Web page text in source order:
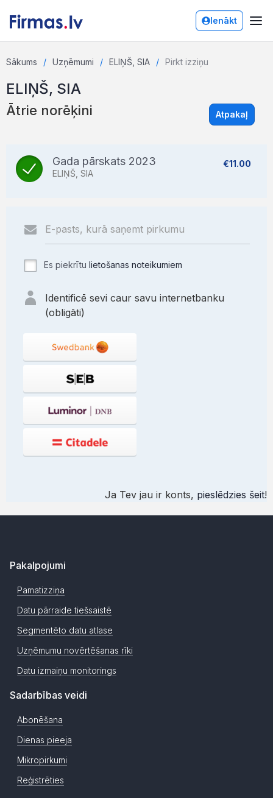
Ienākt
Sākums Uzņēmumi ELIŅŠ, SIA Pirkt izziņu
ELIŅŠ, SIA
Ātrie norēķini Atpakaļ
Gada pārskats 2023
ELIŅŠ, SIA
€11.00
Es piekrītu lietošanas noteikumiem
Identificē sevi caur savu internetbanku
(obligāti)
Ja Tev jau ir konts, pieslēdzies šeit!
Pakalpojumi
Pamatizziņa
Datu pārraide tiešsaistē
Segmentēto datu atlase
Uzņēmumu novērtēšanas rīki
Datu izmaiņu monitorings
Sadarbības veidi
Abonēšana
Dienas pieeja
Mikropirkumi
Reģistrēties